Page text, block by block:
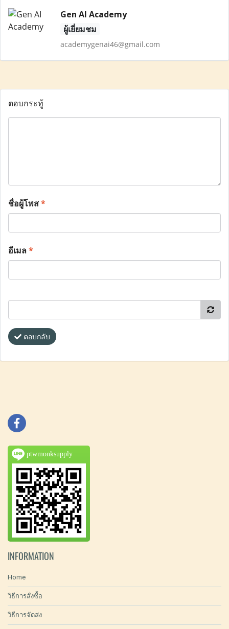
Gen AI Academy
ผู้เยี่ยมชม
academygenai46@gmail.com
ตอบกระทู้
ชื่อผู้โพส*
อีเมล*
ตอบกลับ
ptwmonksupply
INFORMATION
Home
วิธีการสั่งซื้อ
วิธีการจัดส่ง